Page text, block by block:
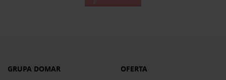
GRUPA DOMAR OFERTA